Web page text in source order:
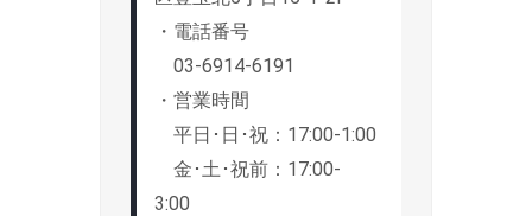
・電話番号
03-6914-6191
・営業時間
平日･日･祝：17:00-1:00
金･土･祝前：17:00-
3:00